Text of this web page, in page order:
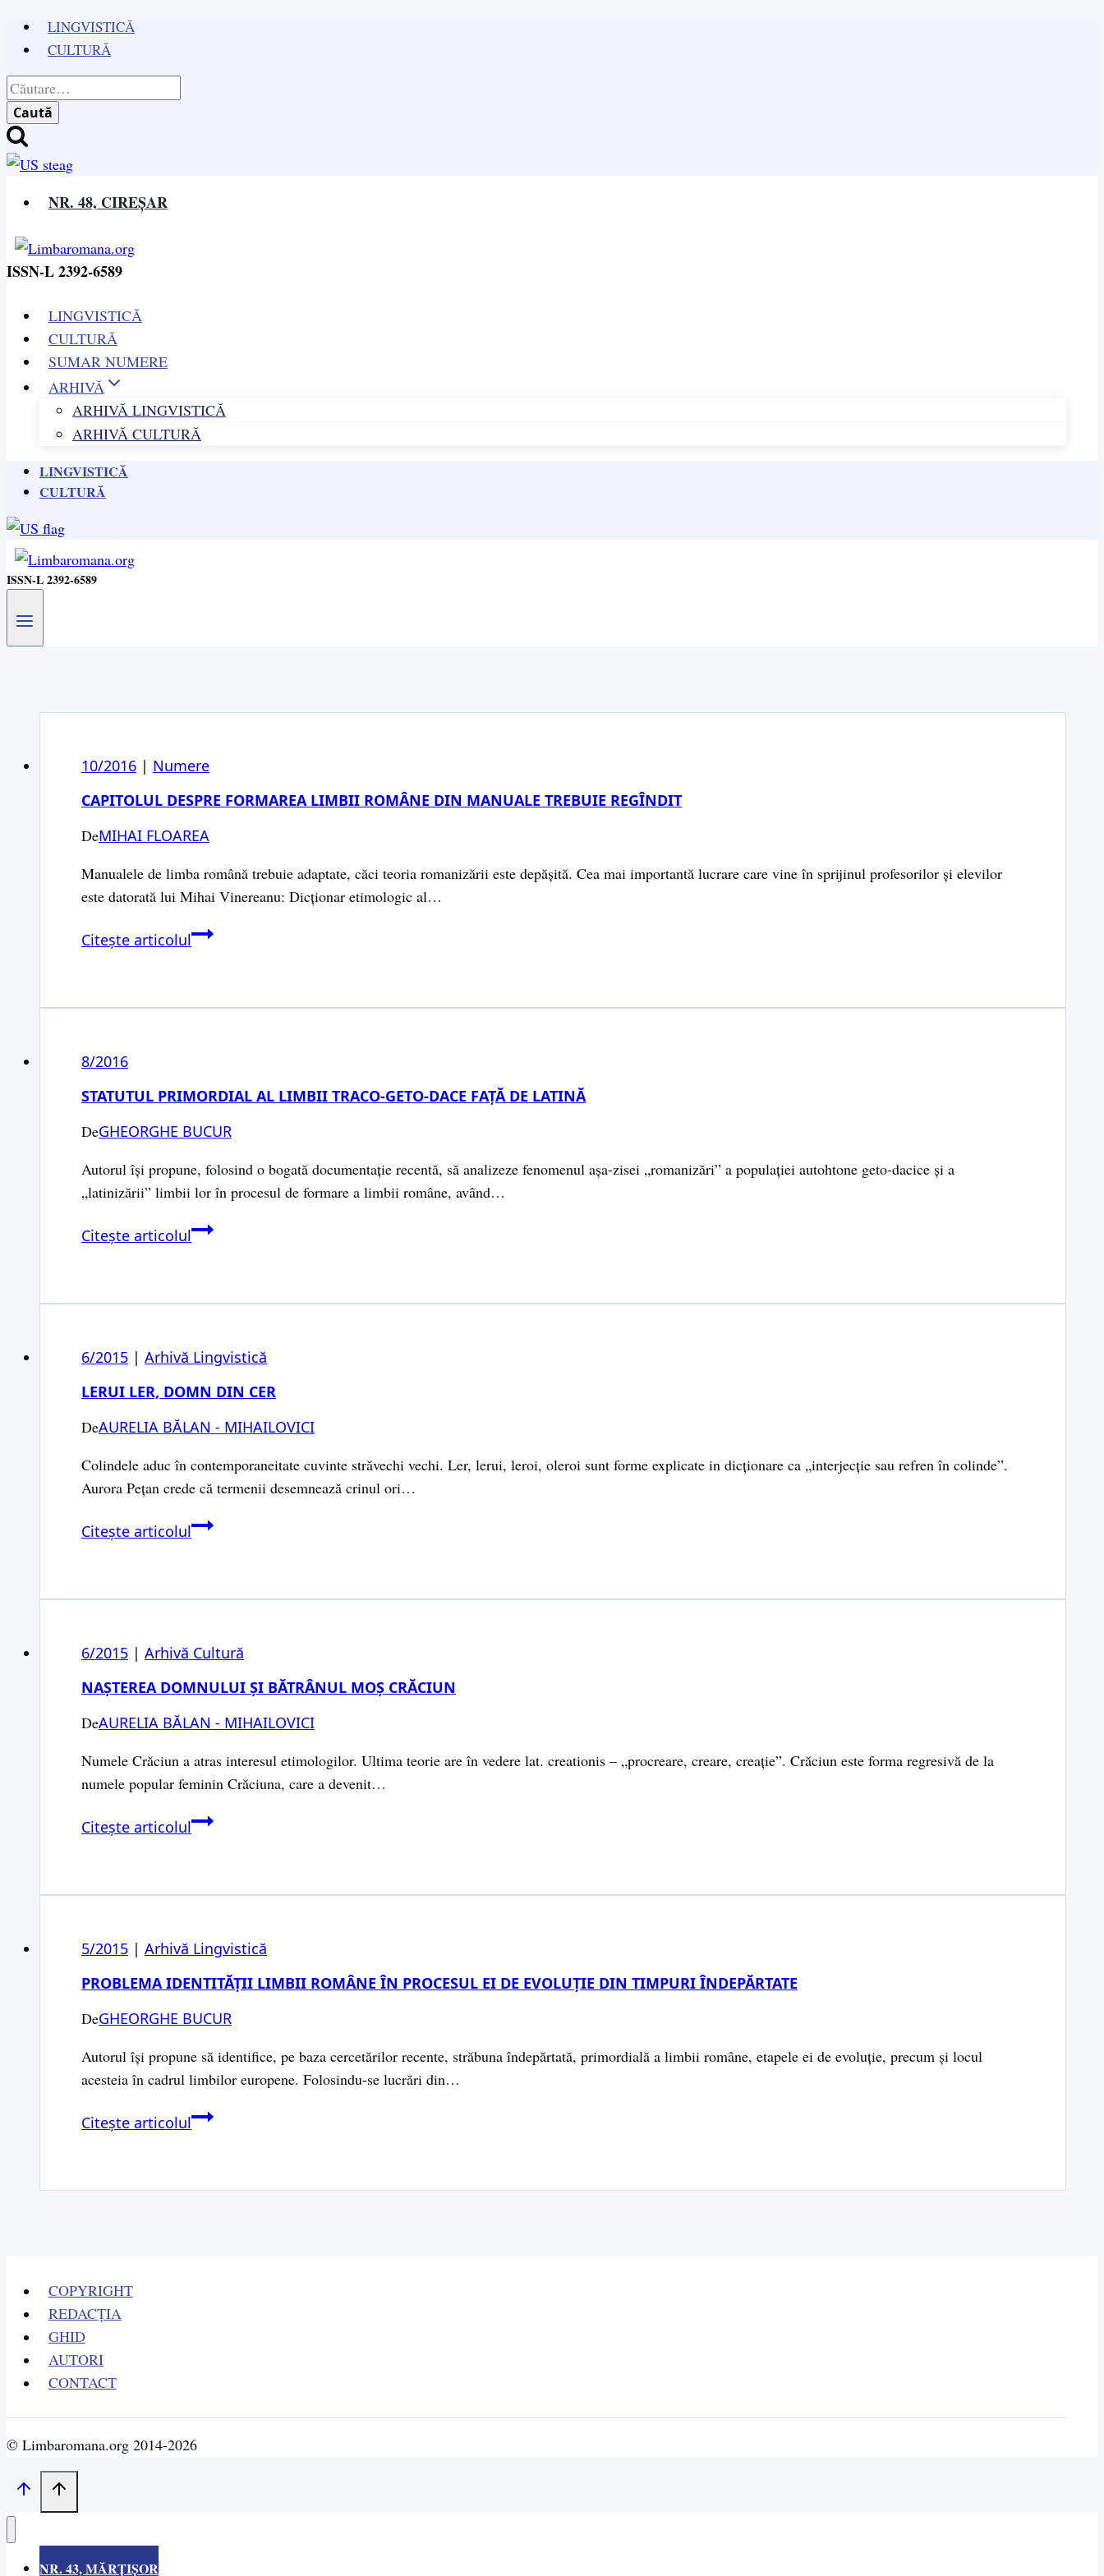
Skip
content
LINGVISTICĂ
CULTURĂ
Caută
după:
NR. 48, CIREȘAR
ISSN-L 2392-6589
LINGVISTICĂ
CULTURĂ
SUMAR NUMERE
ARHIVĂ
ARHIVĂ LINGVISTICĂ
ARHIVĂ CULTURĂ
LINGVISTICĂ
CULTURĂ
ISSN-L 2392-6589
10/2016 | Numere
CAPITOLUL DESPRE FORMAREA LIMBII ROMÂNE DIN MANUALE TREBUIE REGÎNDIT
DeMIHAI FLOAREA
Manualele de limba română trebuie adaptate, căci teoria romanizării este depășită. Cea mai importantă lucrare care vine în sprijinul profesorilor și elevilor
este datorată lui Mihai Vinereanu: Dicționar etimologic al…
Citește articolulCapitolul
limbii
trebuie
8/2016
STATUTUL PRIMORDIAL AL LIMBII TRACO-GETO-DACE FAŢĂ DE LATINĂ
DeGHEORGHE BUCUR
Autorul îşi propune, folosind o bogată documentaţie recentă, să analizeze fenomenul aşa-zisei „romanizări” a populaţiei autohtone geto-dacice şi a
„latinizării” limbii lor în procesul de formare a limbii române, având…
Citește articolulSTATUTUL
LIMBII
DACE
FAŢĂ
LATINĂ
6/2015 | Arhivă Lingvistică
LERUI LER, DOMN DIN CER
DeAURELIA BĂLAN - MIHAILOVICI
Colindele aduc în contemporaneitate cuvinte străvechi vechi. Ler, lerui, leroi, oleroi sunt forme explicate in dicționare ca „interjecţie sau refren în colinde”.
Aurora Pețan crede că termenii desemnează crinul ori…
Citește articolulLerui
din
6/2015 | Arhivă Cultură
NAŞTEREA DOMNULUI ŞI BĂTRÂNUL MOŞ CRĂCIUN
DeAURELIA BĂLAN - MIHAILOVICI
Numele Crăciun a atras interesul etimologilor. Ultima teorie are în vedere lat. creationis – „procreare, creare, creație”. Crăciun este forma regresivă de la
numele popular feminin Crăciuna, care a devenit…
Citește articolulNaşterea
5/2015 | Arhivă Lingvistică
PROBLEMA IDENTITĂŢII LIMBII ROMÂNE ÎN PROCESUL EI DE EVOLUŢIE DIN TIMPURI ÎNDEPĂRTATE
DeGHEORGHE BUCUR
Autorul îşi propune să identifice, pe baza cercetărilor recente, străbuna îndepărtată, primordială a limbii române, etapele ei de evoluţie, precum şi locul
acesteia în cadrul limbilor europene. Folosindu-se lucrări din…
Citește articolulProblema
COPYRIGHT
REDACȚIA
GHID
AUTORI
CONTACT
© Limbaromana.org 2014-2026
NR. 43, MĂRȚIȘOR